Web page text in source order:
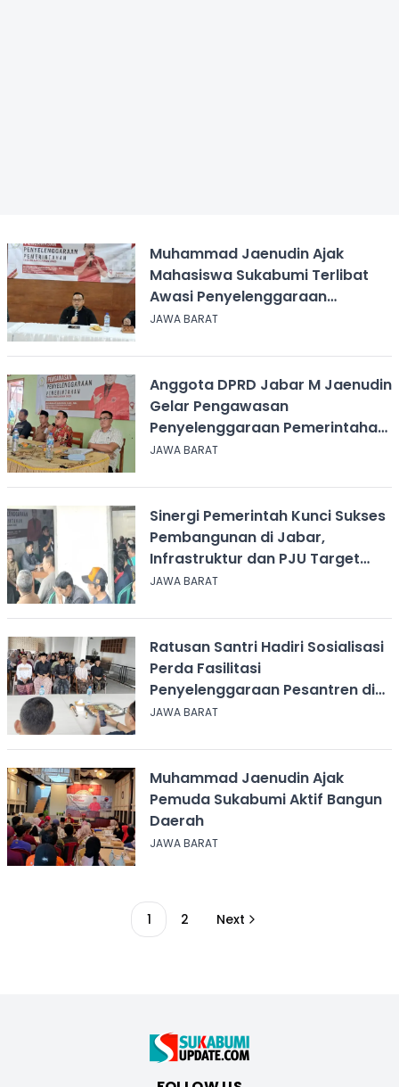
Muhammad Jaenudin Ajak
Mahasiswa Sukabumi Terlibat
Awasi Penyelenggaraan
Pemerintahan
JAWA BARAT
Anggota DPRD Jabar M Jaenudin
Gelar Pengawasan
Penyelenggaraan Pemerintahan
di Parungkuda
JAWA BARAT
Sinergi Pemerintah Kunci Sukses
Pembangunan di Jabar,
Infrastruktur dan PJU Target
Selesai 2027
JAWA BARAT
Ratusan Santri Hadiri Sosialisasi
Perda Fasilitasi
Penyelenggaraan Pesantren di
Sukabumi
JAWA BARAT
Muhammad Jaenudin Ajak
Pemuda Sukabumi Aktif Bangun
Daerah
JAWA BARAT
1 2 Next